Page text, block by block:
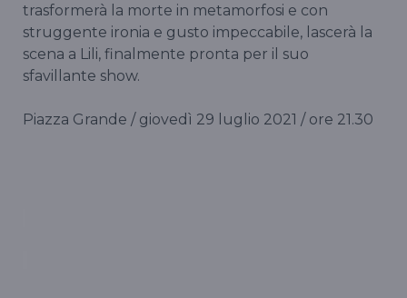
trasformerà la morte in metamorfosi e con
struggente ironia e gusto impeccabile, lascerà la
scena a Lili, finalmente pronta per il suo
sfavillante show.
Piazza Grande / giovedì 29 luglio 2021 / ore 21.30